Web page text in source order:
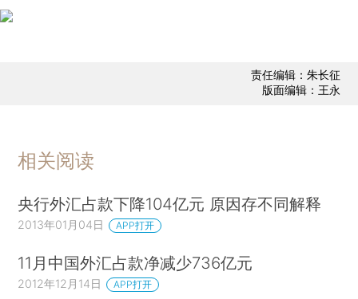
责任编辑：朱长征
版面编辑：王永
相关阅读
央行外汇占款下降104亿元 原因存不同解释
2013年01月04日 APP打开
11月中国外汇占款净减少736亿元
2012年12月14日 APP打开